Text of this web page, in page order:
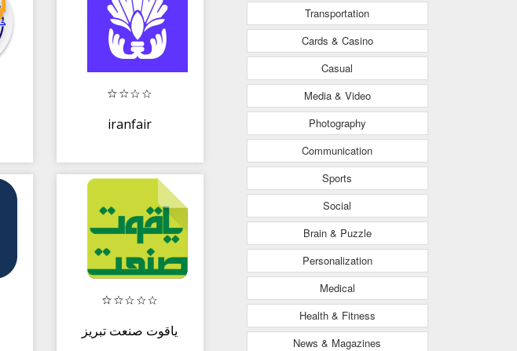
iranfair
یاقوت صنعت تبریز
Transportation
Cards & Casino
Casual
Media & Video
Photography
Communication
Sports
Social
Brain & Puzzle
Personalization
Medical
Health & Fitness
News & Magazines